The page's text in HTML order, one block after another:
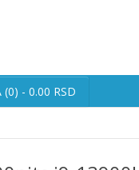
(0) - 0.00 RSD